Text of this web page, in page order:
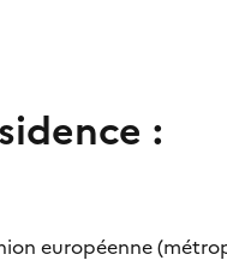
:
européenne